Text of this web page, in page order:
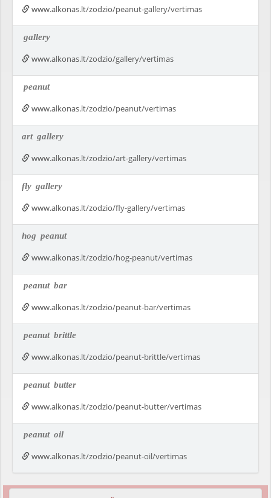
www.alkonas.lt/zodzio/peanut-gallery/vertimas
gallery
www.alkonas.lt/zodzio/gallery/vertimas
peanut
www.alkonas.lt/zodzio/peanut/vertimas
art gallery
www.alkonas.lt/zodzio/art-gallery/vertimas
fly gallery
www.alkonas.lt/zodzio/fly-gallery/vertimas
hog peanut
www.alkonas.lt/zodzio/hog-peanut/vertimas
peanut bar
www.alkonas.lt/zodzio/peanut-bar/vertimas
peanut brittle
www.alkonas.lt/zodzio/peanut-brittle/vertimas
peanut butter
www.alkonas.lt/zodzio/peanut-butter/vertimas
peanut oil
www.alkonas.lt/zodzio/peanut-oil/vertimas